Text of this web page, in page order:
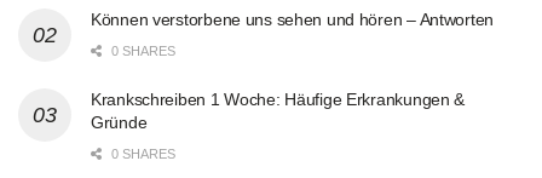
Können verstorbene uns sehen und hören – Antworten
0 SHARES
Krankschreiben 1 Woche: Häufige Erkrankungen &
Gründe
0 SHARES